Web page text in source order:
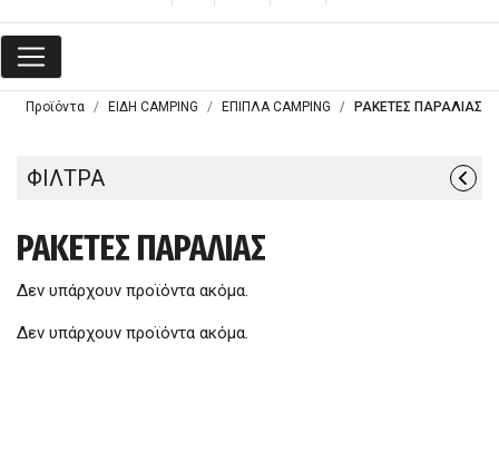
Προϊόντα ΕΙΔΗ CAMPING ΕΠΙΠΛΑ CAMPING ΡΑΚΕΤΕΣ ΠΑΡΑΛΙΑΣ
ΦΙΛΤΡΑ
ΡΑΚΕΤΕΣ ΠΑΡΑΛΙΑΣ
Δεν υπάρχουν προϊόντα ακόμα.
Δεν υπάρχουν προϊόντα ακόμα.